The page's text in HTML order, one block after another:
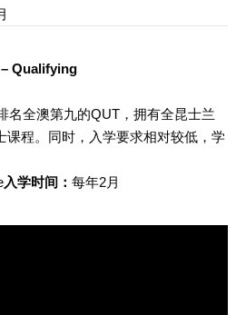
Qualifying
名全澳第九的QUT，拥有全昆士兰
课程。同时，入学要求相对较低，学
入学时间： 每年2月